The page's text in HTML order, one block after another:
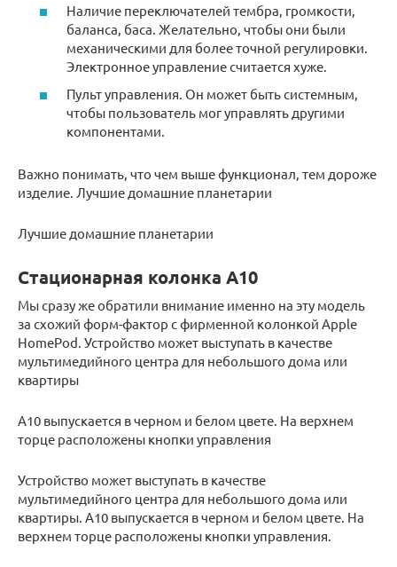
Наличие переключателей тембра, громкости,
баланса, баса. Желательно, чтобы они были
механическими для более точной регулировки.
Электронное управление считается хуже.
Пульт управления. Он может быть системным,
чтобы пользователь мог управлять другими
компонентами.
Важно понимать, что чем выше функционал, тем дороже
изделие. Лучшие домашние планетарии
Лучшие домашние планетарии
Стационарная колонка A10
Мы сразу же обратили внимание именно на эту модель
за схожий форм-фактор с фирменной колонкой Apple
HomePod. Устройство может выступать в качестве
мультимедийного центра для небольшого дома или
квартиры
A10 выпускается в черном и белом цвете. На верхнем
торце расположены кнопки управления
Устройство может выступать в качестве
мультимедийного центра для небольшого дома или
квартиры. A10 выпускается в черном и белом цвете. На
верхнем торце расположены кнопки управления.